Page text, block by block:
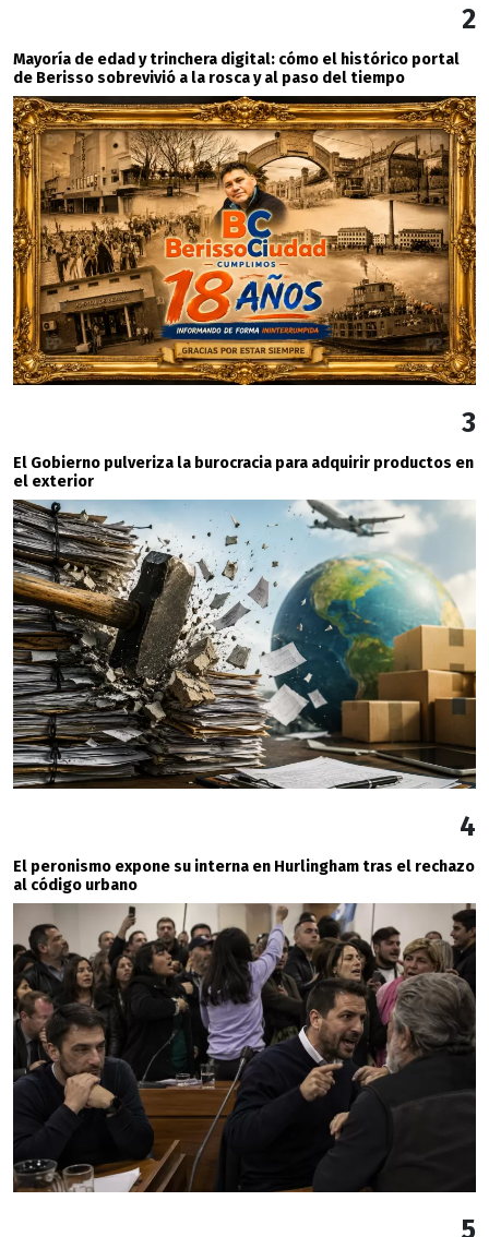
2
Mayoría de edad y trinchera digital: cómo el histórico portal
de Berisso sobrevivió a la rosca y al paso del tiempo
3
El Gobierno pulveriza la burocracia para adquirir productos en
el exterior
4
El peronismo expone su interna en Hurlingham tras el rechazo
al código urbano
5